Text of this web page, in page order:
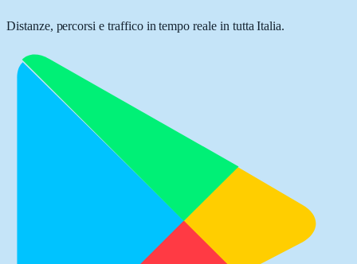
Distanze, percorsi e traffico in tempo reale in tutta Italia.